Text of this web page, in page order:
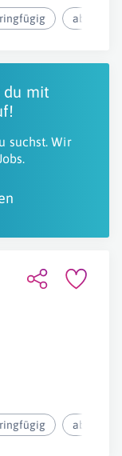
ab
du mit
suchst. Wir
ab